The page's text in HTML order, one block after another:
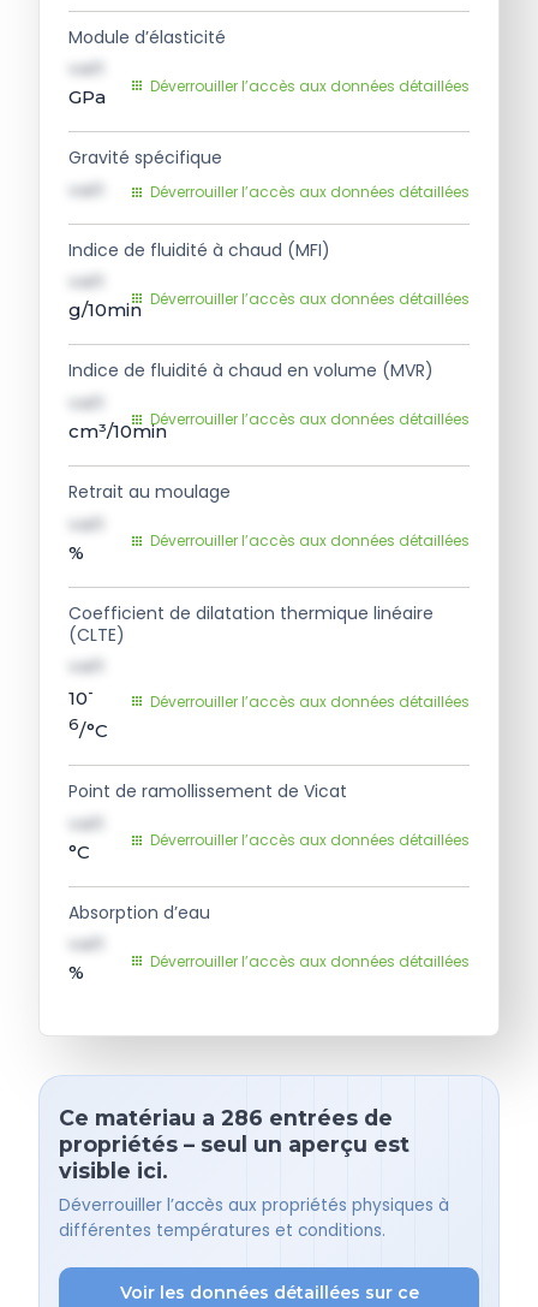
Module d’élasticité
val1
GPa
Déverrouiller l’accès aux données détaillées
Gravité spécifique
val1 Déverrouiller l’accès aux données détaillées
Indice de fluidité à chaud (MFI)
val1
g/10min Déverrouiller l’accès aux données détaillées
Indice de fluidité à chaud en volume (MVR)
val1
cm³/10minDéverrouiller l’accès aux données détaillées
Retrait au moulage
val1
%
Déverrouiller l’accès aux données détaillées
Coefficient de dilatation thermique linéaire
(CLTE)
val1
10-
6/°C
Déverrouiller l’accès aux données détaillées
Point de ramollissement de Vicat
val1
°C
Déverrouiller l’accès aux données détaillées
Absorption d’eau
val1
%
Déverrouiller l’accès aux données détaillées
Ce matériau a 286 entrées de
propriétés – seul un aperçu est
visible ici.
Déverrouiller l’accès aux propriétés physiques à
différentes températures et conditions.
Voir les données détaillées sur ce